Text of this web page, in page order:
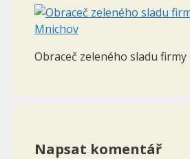
Obraceč zeleného sladu
Napsat komentář